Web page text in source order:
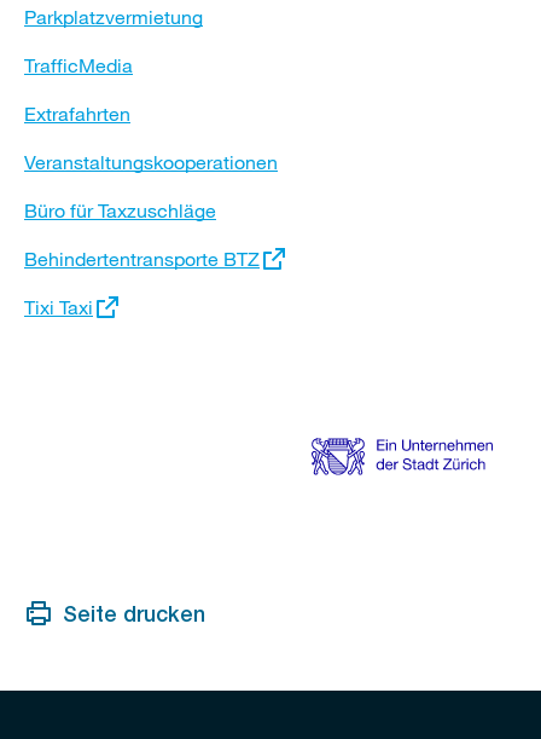
Parkplatzvermietung
TrafficMedia
Extrafahrten
Veranstaltungskooperationen
Büro für Taxzuschläge
Externer
Behindertentransporte BTZ
Externer
Tixi Taxi
Seite drucken